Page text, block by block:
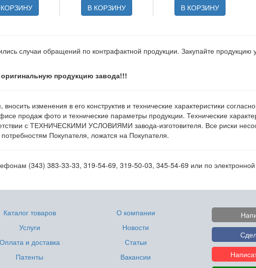
В КОРЗИНУ В КОРЗИНУ
случаи обращений по контрафактной продукции. Закупайте
продукцию завода!!!
изменения в его конструктив и технические характеристики
продаж фото и технические параметры продукции. Технические
с ТЕХНИЧЕСКИМИ УСЛОВИЯМИ завода-изготовителя. Все риски
Покупателя, ложатся на Покупателя.
(343) 383-33-33, 319-54-69, 319-50-03, 345-54-69 или по электронной
Каталог товаров
Услуги
Оплата и доставка
Патенты
О компании
Новости
Статьи
Вакансии